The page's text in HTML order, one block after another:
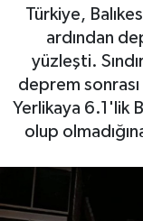
Türkiye,
ardından
yüzleşti.
deprem sonrası
Yerlikaya 6.1'lik
olup